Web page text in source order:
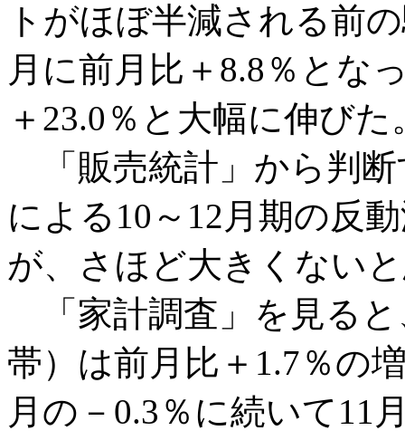
トがほぼ半減される前
月に前月比＋8.8％とな
＋23.0％と大幅に伸びた
「販売統計」から判断
による10～12月期の反
が、さほど大きくない
「家計調査」を見ると
帯）は前月比＋1.7％の
月の－0.3％に続いて11